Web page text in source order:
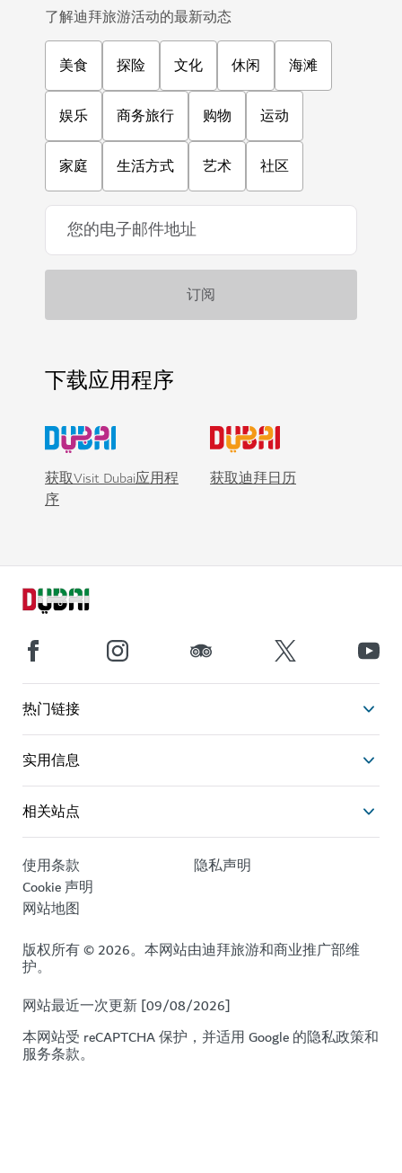
了解迪拜旅游活动的最新动态
美食 探险 文化 休闲 海滩
娱乐 商务旅行 购物 运动
家庭 生活方式 艺术 社区
下载应用程序
获取Visit Dubai应用程
序
获取迪拜日历
热门链接
实用信息
相关站点
使用条款
隐私声明
Cookie 声明
网站地图
版权所有 © 2026。本网站由迪拜旅游和商业推广部维
护。
网站最近一次更新 [09/08/2026]
本网站受 reCAPTCHA 保护，并适用 Google 的隐私政策和
服务条款。